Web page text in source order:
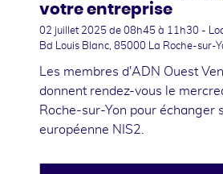
votre entreprise
02 juillet 2025 de 08h45 à 11h30 -
Bd Louis Blanc, 85000 La Roche-sur-
Les membres d'ADN Ouest
donnent rendez-vous le
Roche-sur-Yon pour échanger
européenne NIS2.